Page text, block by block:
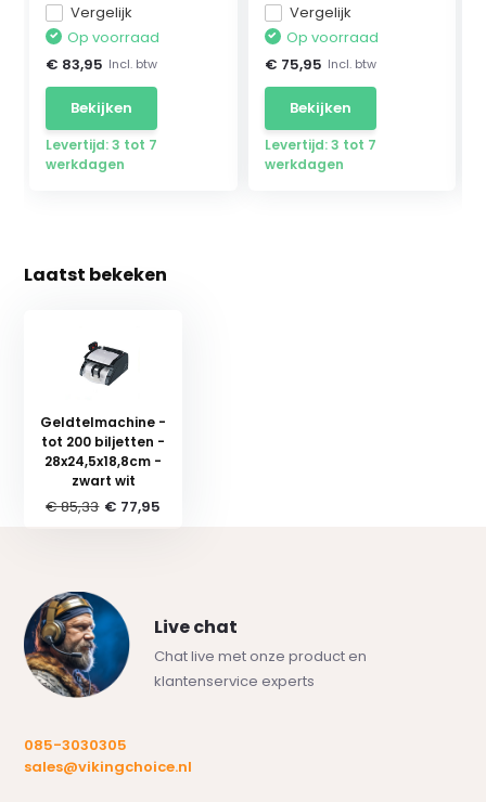
Vergelijk
Op voorraad
€ 83,95 Incl. btw
Bekijken
Levertijd: 3 tot 7
werkdagen
Vergelijk
Op voorraad
€ 75,95 Incl. btw
Bekijken
Levertijd: 3 tot 7
werkdagen
Laatst bekeken
Geldtelmachine -
tot 200 biljetten -
28x24,5x18,8cm -
zwart wit
€ 85,33 € 77,95
Live chat
Chat live met onze product en
klantenservice experts
085-3030305
sales@vikingchoice.nl